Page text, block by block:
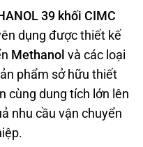
39 khối CIMC
dụng được thiết kế
Methanol và các loại
phẩm sở hữu thiết
cùng dung tích lớn lên
nhu cầu vận chuyển